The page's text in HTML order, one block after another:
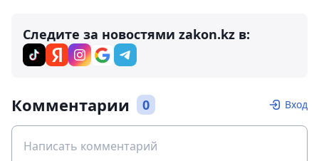
Следите за новостями zakon.kz в:
Комментарии 0 Вход